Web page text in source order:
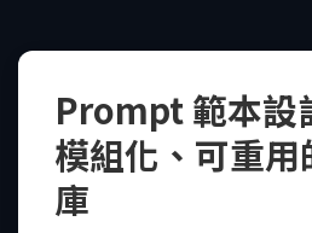
Prompt 範本設
模組化、可重用
庫